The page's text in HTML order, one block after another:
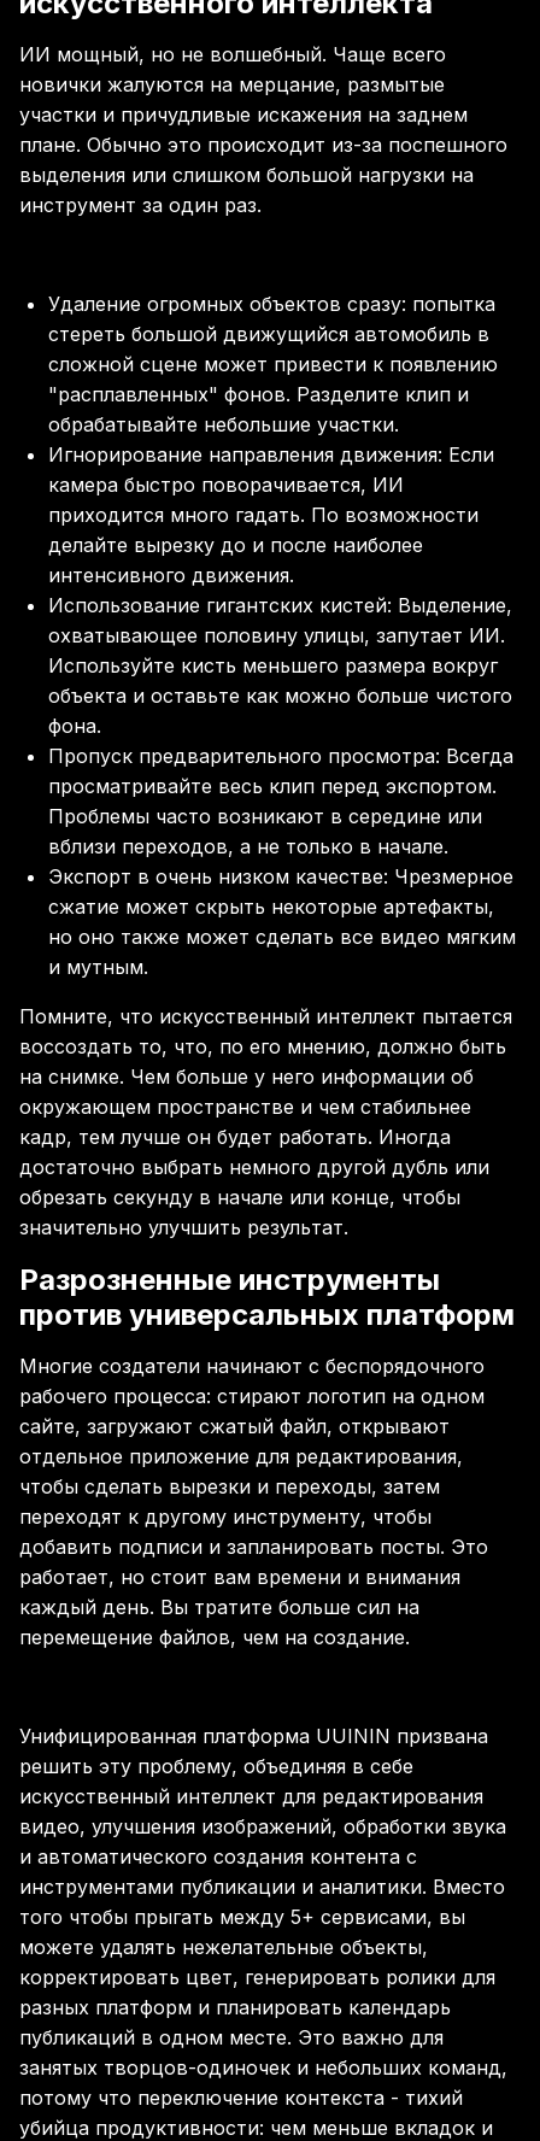
ИИ мощный, но не волшебный. Чаще всего
новички жалуются на мерцание, размытые
участки и причудливые искажения на заднем
плане. Обычно это происходит из-за поспешного
выделения или слишком большой нагрузки на
инструмент за один раз.
Удаление огромных объектов сразу: попытка
стереть большой движущийся автомобиль в
сложной сцене может привести к появлению
"расплавленных" фонов. Разделите клип и
обрабатывайте небольшие участки.
Игнорирование направления движения: Если
камера быстро поворачивается, ИИ
приходится много гадать. По возможности
делайте вырезку до и после наиболее
интенсивного движения.
Использование гигантских кистей: Выделение,
охватывающее половину улицы, запутает ИИ.
Используйте кисть меньшего размера вокруг
объекта и оставьте как можно больше чистого
фона.
Пропуск предварительного просмотра: Всегда
просматривайте весь клип перед экспортом.
Проблемы часто возникают в середине или
вблизи переходов, а не только в начале.
Экспорт в очень низком качестве: Чрезмерное
сжатие может скрыть некоторые артефакты,
но оно также может сделать все видео мягким
и мутным.
Помните, что искусственный интеллект пытается
воссоздать то, что, по его мнению, должно быть
на снимке. Чем больше у него информации об
окружающем пространстве и чем стабильнее
кадр, тем лучше он будет работать. Иногда
достаточно выбрать немного другой дубль или
обрезать секунду в начале или конце, чтобы
значительно улучшить результат.
Разрозненные инструменты
против универсальных платформ
Многие создатели начинают с беспорядочного
рабочего процесса: стирают логотип на одном
сайте, загружают сжатый файл, открывают
отдельное приложение для редактирования,
чтобы сделать вырезки и переходы, затем
переходят к другому инструменту, чтобы
добавить подписи и запланировать посты. Это
работает, но стоит вам времени и внимания
каждый день. Вы тратите больше сил на
перемещение файлов, чем на создание.
Унифицированная платформа UUININ призвана
решить эту проблему, объединяя в себе
искусственный интеллект для редактирования
видео, улучшения изображений, обработки звука
и автоматического создания контента с
инструментами публикации и аналитики. Вместо
того чтобы прыгать между 5+ сервисами, вы
можете удалять нежелательные объекты,
корректировать цвет, генерировать ролики для
разных платформ и планировать календарь
публикаций в одном месте. Это важно для
занятых творцов-одиночек и небольших команд,
потому что переключение контекста - тихий
убийца продуктивности: чем меньше вкладок и